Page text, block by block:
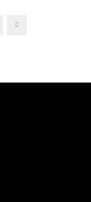
→